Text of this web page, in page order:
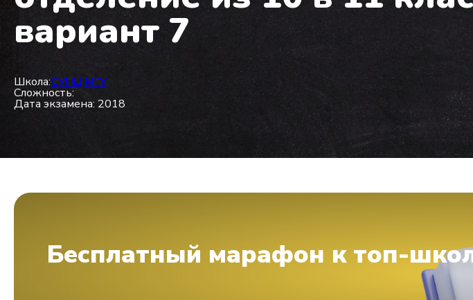
вариант 7
Школа:СУНЦ МГУ
Сложность:
Дата экзамена: 2018
Бесплатный марафон к топ-